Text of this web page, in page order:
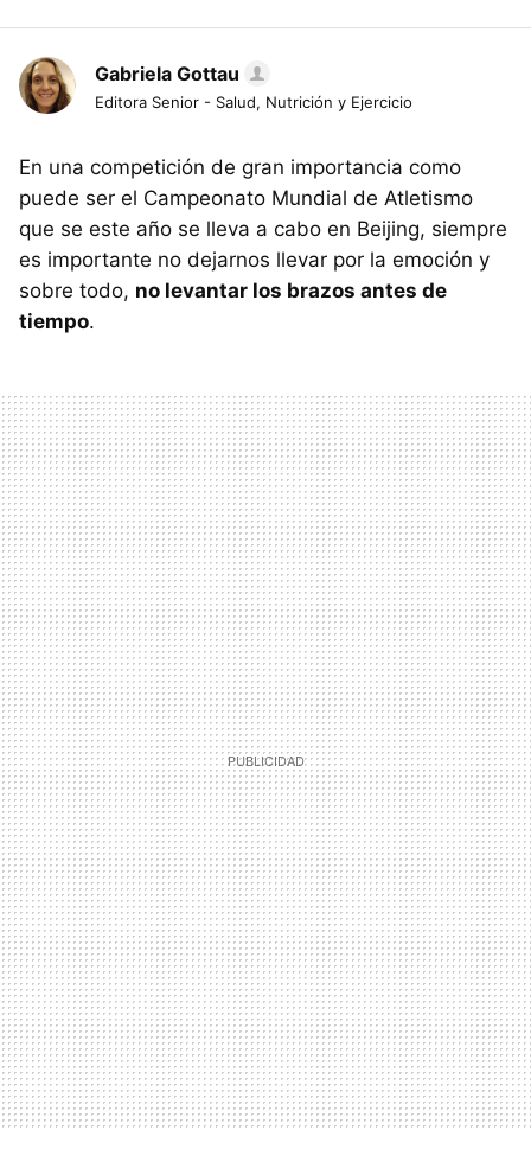
Gabriela Gottau
Editora Senior - Salud, Nutrición y Ejercicio
En una competición de gran importancia como
puede ser el Campeonato Mundial de Atletismo
que se este año se lleva a cabo en Beijing, siempre
es importante no dejarnos llevar por la emoción y
sobre todo, no levantar los brazos antes de
tiempo.